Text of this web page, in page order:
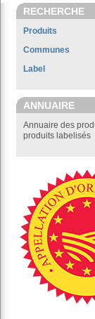
RECHERCHE
Produits
Communes
Label
ANNUAIRE
Annuaire des
produits labelisés